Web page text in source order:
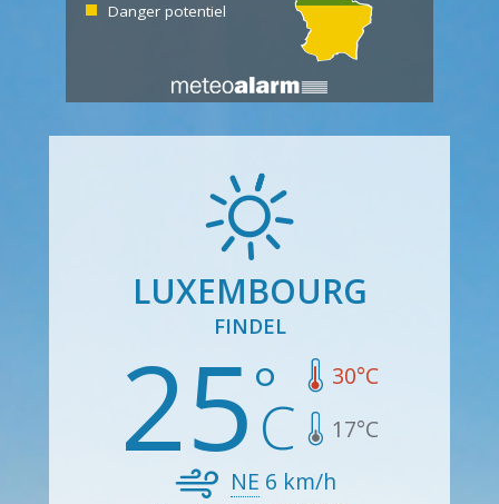
Danger potentiel
LUXEMBOURG
FINDEL
25 30°C
17°C
NE 6 km/h